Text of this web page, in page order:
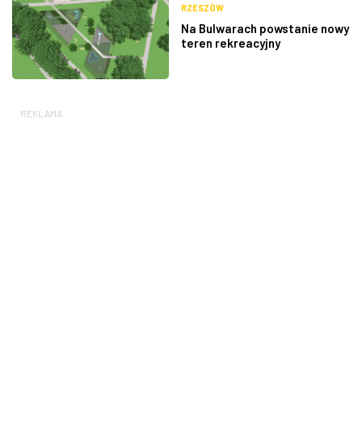
RZESZÓW
Na Bulwarach powstanie nowy
teren rekreacyjny
REKLAMA